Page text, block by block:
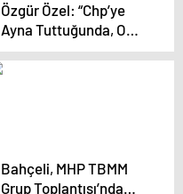
Özgür Özel: “Chp’ye
Ayna Tuttuğunda, O
Aynayı Sana Çevirirler.
Bahçeli, MHP TBMM
Grup Toplantısı’nda